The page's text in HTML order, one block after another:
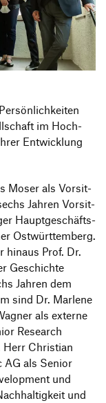
im Hoch­
Entwick­lung
Moser als Vorsit­
Jahren Vorsit­
Haupt­ge­schäfts­
Ostwürt­tem­berg.
hinaus Prof. Dr.
Geschichte
Jahren dem
sind Dr. Marlene
als externe
Rese­arch
Herr Chris­tian
AG als Senior
und
und